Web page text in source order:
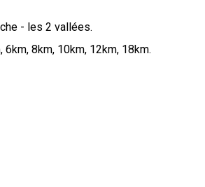
- les 2 vallées.
8km, 10km, 12km, 18km.
- les 2 vallées. Découvrir des falaises